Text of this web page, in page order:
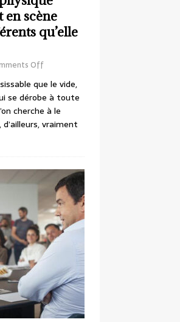
scène
qu’elle
Off
que le vide,
se dérobe à toute
cherche à le
vraiment